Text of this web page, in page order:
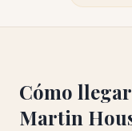
Cómo
Martin